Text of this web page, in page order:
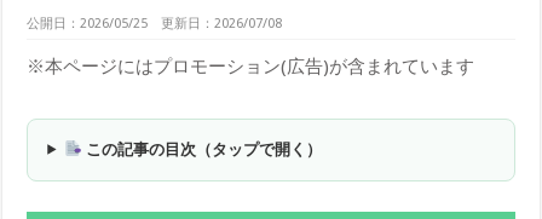
公開日：2026/05/25 更新日：2026/07/08
※本ページにはプロモーション(広告)が含まれています
この記事の目次（タップで開く）